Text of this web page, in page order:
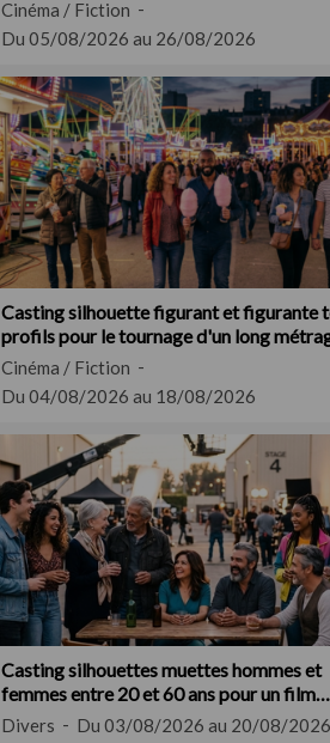
Cinéma / Fiction
Du 05/08/2026 au 26/08/2026
Casting silhouette figurant et figurante
profils pour le tournage d'un long
dans le Gard et l'Hérault
Cinéma / Fiction
Du 04/08/2026 au 18/08/2026
Casting silhouettes muettes hommes et
femmes entre 20 et 60 ans pour un film
d'entreprise institutionnel
Divers Du 03/08/2026 au 20/08/2026